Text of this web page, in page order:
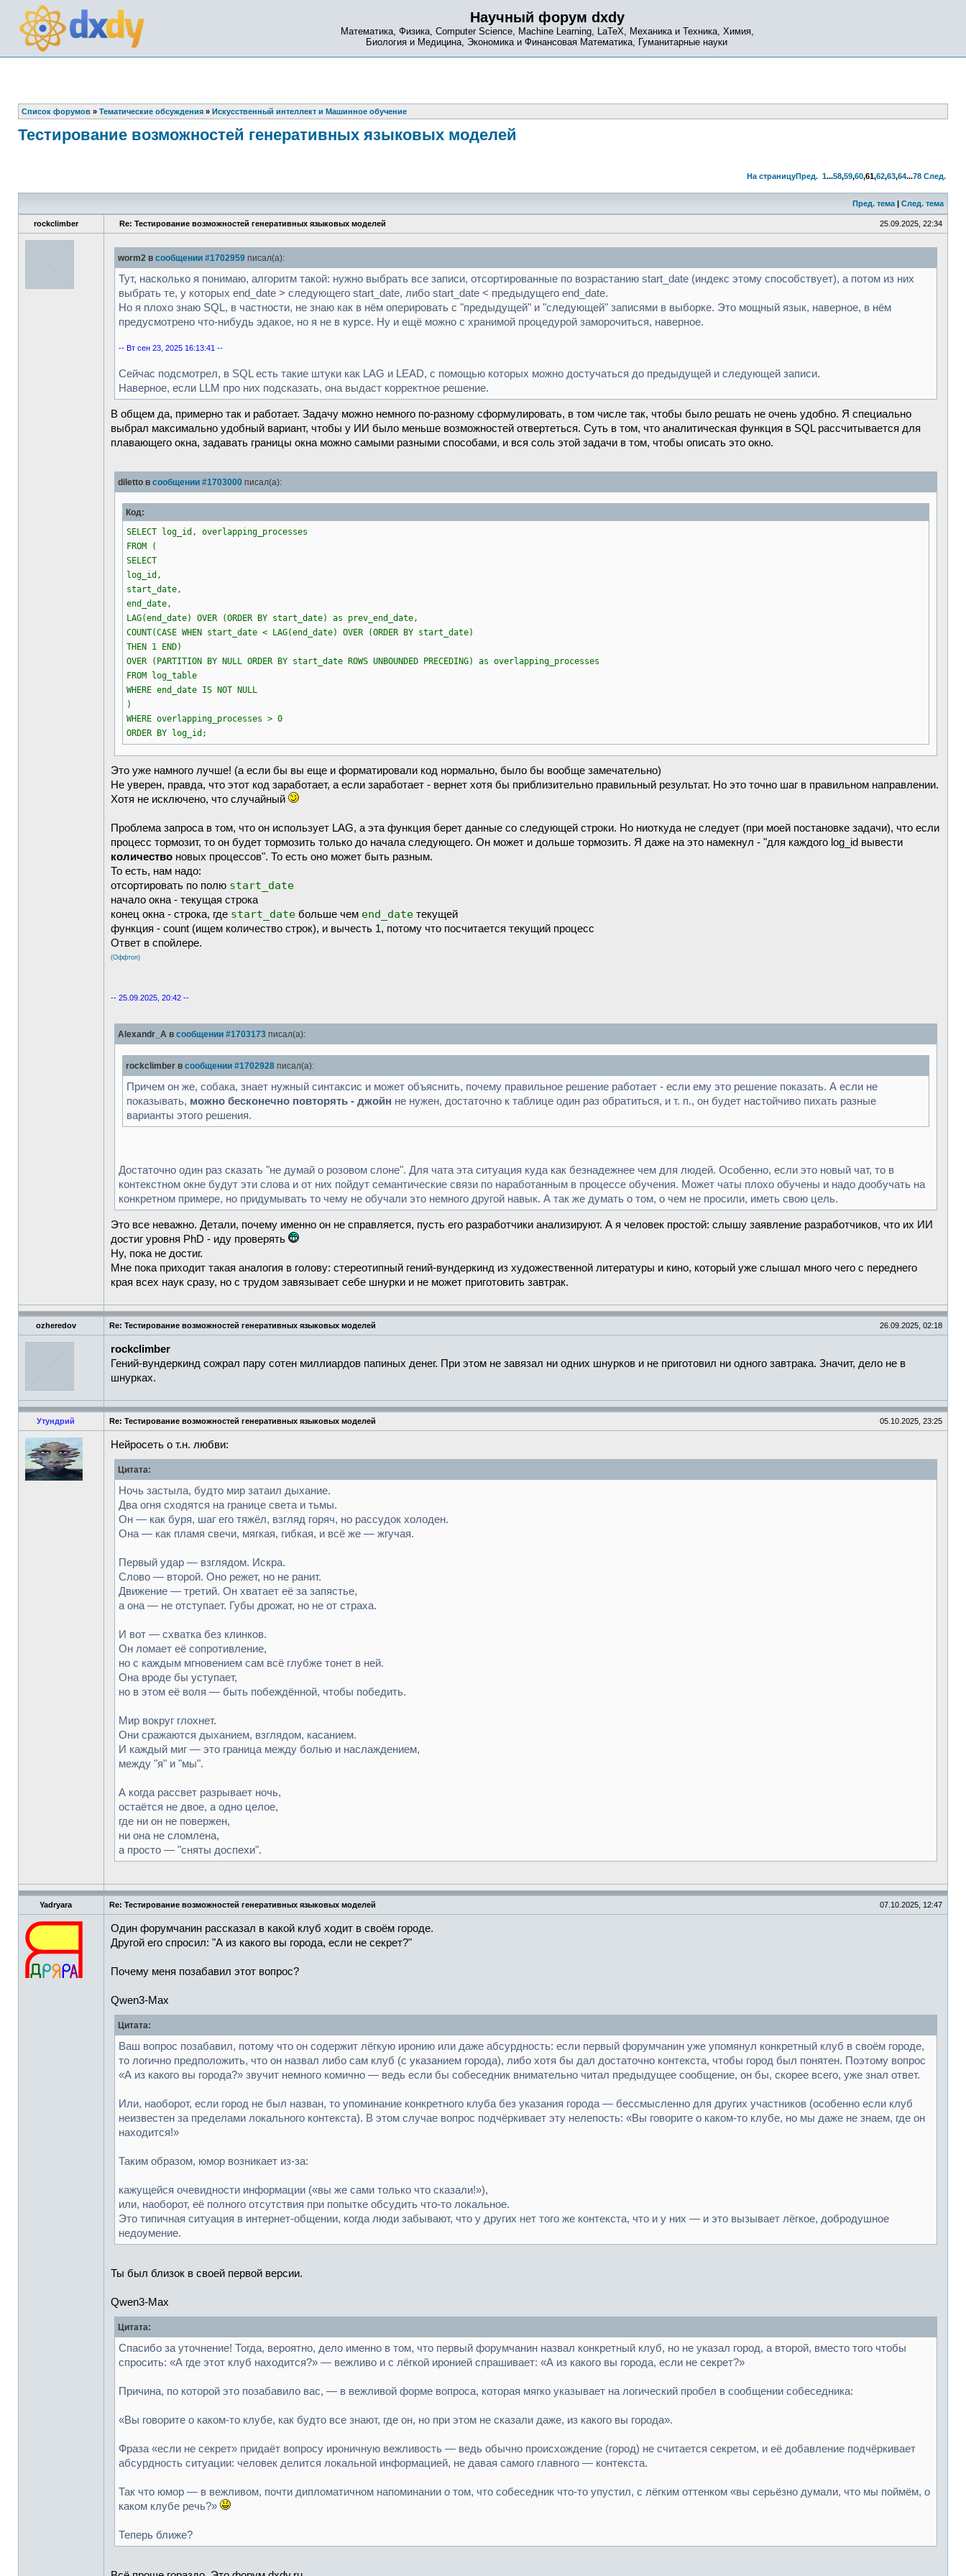
Научный форум dxdy
Математика, Физика, Computer Science, Machine Learning, LaTeX, Механика и Техника, Химия,
Биология и Медицина, Экономика и Финансовая Математика, Гуманитарные науки
Список форумов » Тематические обсуждения » Искусственный интеллект и Машинное обучение
Тестирование возможностей генеративных языковых моделей
На страницуПред. 1...58,59,60,61,62,63,64...78 След.
Пред. тема | След. тема
rockclimber Re: Тестирование возможностей генеративных языковых моделей 25.09.2025, 22:34
worm2 в сообщении #1702959 писал(а):
Тут, насколько я понимаю, алгоритм такой: нужно выбрать все записи, отсортированные по возрастанию start_date (индекс этому способствует), а потом из них
выбрать те, у которых end_date > следующего start_date, либо start_date < предыдущего end_date.
Но я плохо знаю SQL, в частности, не знаю как в нём оперировать с "предыдущей" и "следующей" записями в выборке. Это мощный язык, наверное, в нём
предусмотрено что-нибудь эдакое, но я не в курсе. Ну и ещё можно с хранимой процедурой заморочиться, наверное.
-- Вт сен 23, 2025 16:13:41 --
Сейчас подсмотрел, в SQL есть такие штуки как LAG и LEAD, с помощью которых можно достучаться до предыдущей и следующей записи.
Наверное, если LLM про них подсказать, она выдаст корректное решение.
В общем да, примерно так и работает. Задачу можно немного по-разному сформулировать, в том числе так, чтобы было решать не очень удобно. Я специально
выбрал максимально удобный вариант, чтобы у ИИ было меньше возможностей отвертеться. Суть в том, что аналитическая функция в SQL рассчитывается для
плавающего окна, задавать границы окна можно самыми разными способами, и вся соль этой задачи в том, чтобы описать это окно.
diletto в сообщении #1703000 писал(а):
Код:
SELECT log_id, overlapping_processes
FROM (
SELECT
log_id,
start_date,
end_date,
LAG(end_date) OVER (ORDER BY start_date) as prev_end_date,
COUNT(CASE WHEN start_date < LAG(end_date) OVER (ORDER BY start_date)
THEN 1 END)
OVER (PARTITION BY NULL ORDER BY start_date ROWS UNBOUNDED PRECEDING) as overlapping_processes
FROM log_table
WHERE end_date IS NOT NULL
)
WHERE overlapping_processes > 0
ORDER BY log_id;
Это уже намного лучше! (а если бы вы еще и форматировали код нормально, было бы вообще замечательно)
Не уверен, правда, что этот код заработает, а если заработает - вернет хотя бы приблизительно правильный результат. Но это точно шаг в правильном направлении.
Хотя не исключено, что случайный
Проблема запроса в том, что он использует LAG, а эта функция берет данные со следующей строки. Но ниоткуда не следует (при моей постановке задачи), что если
процесс тормозит, то он будет тормозить только до начала следующего. Он может и дольше тормозить. Я даже на это намекнул - "для каждого log_id вывести
количество новых процессов". То есть оно может быть разным.
То есть, нам надо:
отсортировать по полю start_date
начало окна - текущая строка
конец окна - строка, где start_date больше чем end_date текущей
функция - count (ищем количество строк), и вычесть 1, потому что посчитается текущий процесс
Ответ в спойлере.
(Оффтоп)
-- 25.09.2025, 20:42 --
Alexandr_A в сообщении #1703173 писал(а):
rockclimber в сообщении #1702928 писал(а):
Причем он же, собака, знает нужный синтаксис и может объяснить, почему правильное решение работает - если ему это решение показать. А если не
показывать, можно бесконечно повторять - джойн не нужен, достаточно к таблице один раз обратиться, и т. п., он будет настойчиво пихать разные
варианты этого решения.
Достаточно один раз сказать "не думай о розовом слоне". Для чата эта ситуация куда как безнадежнее чем для людей. Особенно, если это новый чат, то в
контекстном окне будут эти слова и от них пойдут семантические связи по наработанным в процессе обучения. Может чаты плохо обучены и надо дообучать на
конкретном примере, но придумывать то чему не обучали это немного другой навык. А так же думать о том, о чем не просили, иметь свою цель.
Это все неважно. Детали, почему именно он не справляется, пусть его разработчики анализируют. А я человек простой: слышу заявление разработчиков, что их ИИ
достиг уровня PhD - иду проверять
Ну, пока не достиг.
Мне пока приходит такая аналогия в голову: стереотипный гений-вундеркинд из художественной литературы и кино, который уже слышал много чего с переднего
края всех наук сразу, но с трудом завязывает себе шнурки и не может приготовить завтрак.
ozheredov Re: Тестирование возможностей генеративных языковых моделей 26.09.2025, 02:18
rockclimber
Гений-вундеркинд сожрал пару сотен миллиардов папиных денег. При этом не завязал ни одних шнурков и не приготовил ни одного завтрака. Значит, дело не в
шнурках.
Утундрий Re: Тестирование возможностей генеративных языковых моделей 05.10.2025, 23:25
Нейросеть о т.н. любви:
Цитата:
Ночь застыла, будто мир затаил дыхание.
Два огня сходятся на границе света и тьмы.
Он — как буря, шаг его тяжёл, взгляд горяч, но рассудок холоден.
Она — как пламя свечи, мягкая, гибкая, и всё же — жгучая.
Первый удар — взглядом. Искра.
Слово — второй. Оно режет, но не ранит.
Движение — третий. Он хватает её за запястье,
а она — не отступает. Губы дрожат, но не от страха.
И вот — схватка без клинков.
Он ломает её сопротивление,
но с каждым мгновением сам всё глубже тонет в ней.
Она вроде бы уступает,
но в этом её воля — быть побеждённой, чтобы победить.
Мир вокруг глохнет.
Они сражаются дыханием, взглядом, касанием.
И каждый миг — это граница между болью и наслаждением,
между "я" и "мы".
А когда рассвет разрывает ночь,
остаётся не двое, а одно целое,
где ни он не повержен,
ни она не сломлена,
а просто — "сняты доспехи".
Yadryara Re: Тестирование возможностей генеративных языковых моделей 07.10.2025, 12:47
Один форумчанин рассказал в какой клуб ходит в своём городе.
Другой его спросил: "А из какого вы города, если не секрет?"
Почему меня позабавил этот вопрос?
Qwen3-Max
Цитата:
Ваш вопрос позабавил, потому что он содержит лёгкую иронию или даже абсурдность: если первый форумчанин уже упомянул конкретный клуб в своём городе,
то логично предположить, что он назвал либо сам клуб (с указанием города), либо хотя бы дал достаточно контекста, чтобы город был понятен. Поэтому вопрос
«А из какого вы города?» звучит немного комично — ведь если бы собеседник внимательно читал предыдущее сообщение, он бы, скорее всего, уже знал ответ.
Или, наоборот, если город не был назван, то упоминание конкретного клуба без указания города — бессмысленно для других участников (особенно если клуб
неизвестен за пределами локального контекста). В этом случае вопрос подчёркивает эту нелепость: «Вы говорите о каком-то клубе, но мы даже не знаем, где он
находится!»
Таким образом, юмор возникает из-за:
кажущейся очевидности информации («вы же сами только что сказали!»),
или, наоборот, её полного отсутствия при попытке обсудить что-то локальное.
Это типичная ситуация в интернет-общении, когда люди забывают, что у других нет того же контекста, что и у них — и это вызывает лёгкое, добродушное
недоумение.
Ты был близок в своей первой версии.
Qwen3-Max
Цитата:
Спасибо за уточнение! Тогда, вероятно, дело именно в том, что первый форумчанин назвал конкретный клуб, но не указал город, а второй, вместо того чтобы
спросить: «А где этот клуб находится?» — вежливо и с лёгкой иронией спрашивает: «А из какого вы города, если не секрет?»
Причина, по которой это позабавило вас, — в вежливой форме вопроса, которая мягко указывает на логический пробел в сообщении собеседника:
«Вы говорите о каком-то клубе, как будто все знают, где он, но при этом не сказали даже, из какого вы города».
Фраза «если не секрет» придаёт вопросу ироничную вежливость — ведь обычно происхождение (город) не считается секретом, и её добавление подчёркивает
абсурдность ситуации: человек делится локальной информацией, не давая самого главного — контекста.
Так что юмор — в вежливом, почти дипломатичном напоминании о том, что собеседник что-то упустил, с лёгким оттенком «вы серьёзно думали, что мы поймём, о
каком клубе речь?»
Теперь ближе?